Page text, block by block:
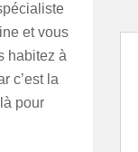
et vous
habitez à
c’est la
pour